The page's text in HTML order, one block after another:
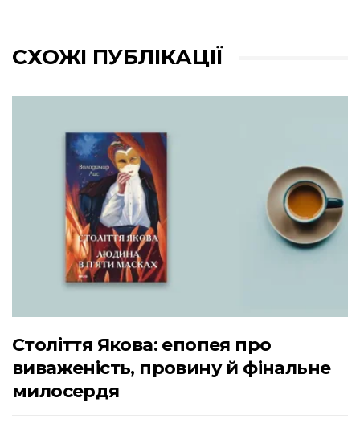
СХОЖІ ПУБЛІКАЦІЇ
Століття Якова: епопея про
виваженість, провину й фінальне
милосердя